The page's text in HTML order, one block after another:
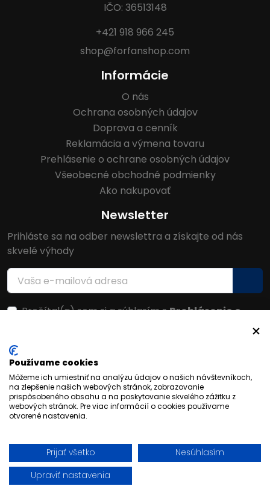
IČO: 36513148
+421 918 966 245
shop@forfanshop.com
Informácie
O nás
Ochrana osobných údajov
Doprava a cenník
Reklamácia a výmena tovaru
Prehlásenie o ochrane osobných údajov
Všeobecné obchodné podmienky
Ako nakupovať
Newsletter
Prihláste sa na odber newslettra a získajte od nás
skvelé výhody
Prečítal(a) som si a súhlasím sPrehlásenie o
© 2026 FORFANSHOP | Všetky práva vyhradené
Vytvoril
Používame cookies
Môžeme ich umiestniť na analýzu údajov o našich návštevníkoch,
na zlepšenie našich webových stránok, zobrazovanie
prispôsobeného obsahu a na poskytovanie skvelého zážitku z
webových stránok. Pre viac informácií o cookies používame
otvorené nastavenia.
Prijať všetko
Nesúhlasím
Upraviť nastavenia